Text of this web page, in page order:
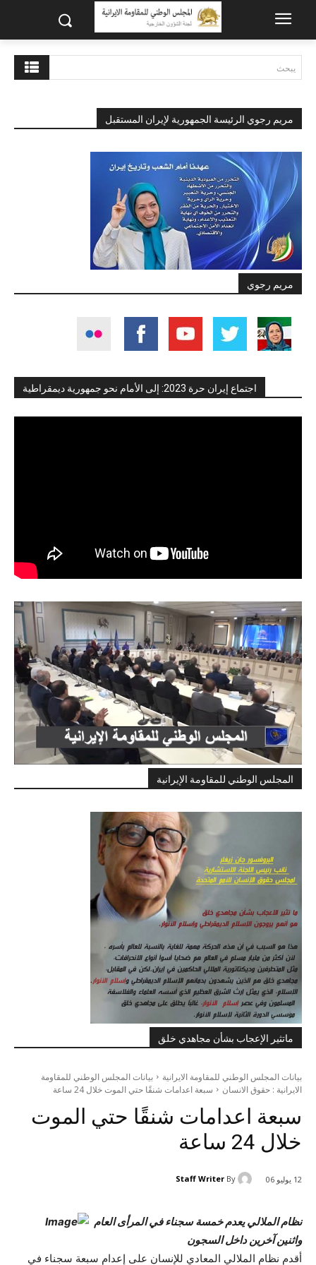
يبحث
مريم رجوي الرئيسة الجمهورية لإيران المستقبل
مريم رجوي
اجتماع إيران حرة 2023: إلى الأمام نحو جمهورية ديمقراطية
المجلس الوطني للمقاومة الإيرانية
ماتثير الإعجاب بشأن مجاهدي خلق
بيانات المجلس الوطني للمقاومة الايرانية
بيانات المجلس الوطني للمقاومة
الايرانية : حقوق الانسان
سبعة اعدامات شنقًا حتي الموت خلال 24 ساعة
سبعة اعدامات شنقًا حتي الموت
خلال 24 ساعة
12 يوليو 06 By
Staff Writer
نظام الملالي يعدم خمسة سجناء في المرأى العام
واثنين آخرين داخل السجون
أقدم نظام الملالي المعادي للإنسان على إعدام سبعة سجناء في